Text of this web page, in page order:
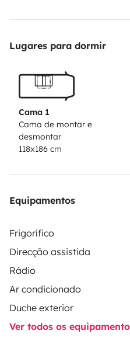
Lugares para dormir
Cama 1
Cama de montar e
desmontar
118x186 cm
Equipamentos
Frigorífico
Direcção assistida
Rádio
Ar condicionado
Duche exterior
Ver todos os